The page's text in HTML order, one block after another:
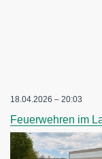
18.04.2026 – 20:03
Feuerwehren im